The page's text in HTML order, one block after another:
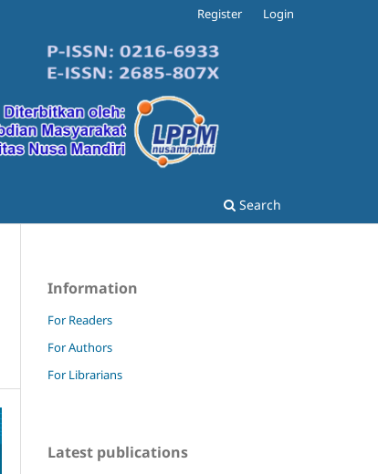
Search
Register Login
Information
For Readers
For Authors
For Librarians
Latest publications